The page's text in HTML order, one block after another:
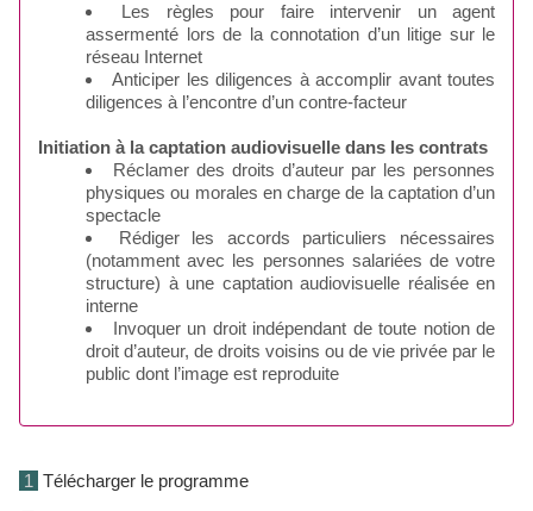
Les règles pour faire intervenir un agent
assermenté lors de la connotation d’un litige sur le
réseau Internet
Anticiper les diligences à accomplir avant toutes
diligences à l’encontre d’un contre-facteur
Initiation à la captation audiovisuelle dans les contrats
Réclamer des droits d’auteur par les personnes
physiques ou morales en charge de la captation d’un
spectacle
Rédiger les accords particuliers nécessaires
(notamment avec les personnes salariées de votre
structure) à une captation audiovisuelle réalisée en
interne
Invoquer un droit indépendant de toute notion de
droit d’auteur, de droits voisins ou de vie privée par le
public dont l’image est reproduite
1 Télécharger le programme